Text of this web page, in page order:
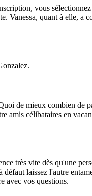
vous
Vanessa, quant à elle, a
de mieux combien de
célibataires en
très vite dès qu'une
laissez l'autre
avec vos questions.